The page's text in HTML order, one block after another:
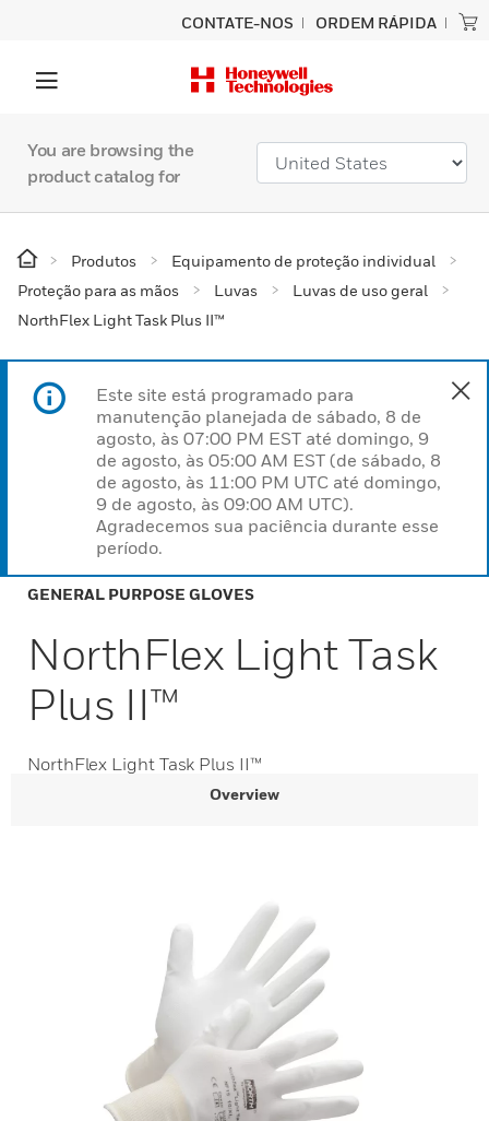
CONTATE-NOS ORDEM RÁPIDA
You are browsing the
product catalog for
Produtos
Equipamento de proteção individual
Proteção para as mãos
Luvas
Luvas de uso geral
NorthFlex Light Task Plus II™
Este site está programado para
manutenção planejada de sábado, 8 de
agosto, às 07:00 PM EST até domingo, 9
de agosto, às 05:00 AM EST (de sábado, 8
de agosto, às 11:00 PM UTC até domingo,
9 de agosto, às 09:00 AM UTC).
Agradecemos sua paciência durante esse
período.
GENERAL PURPOSE GLOVES
NorthFlex Light Task
Plus II™
NorthFlex Light Task Plus II™
Overview